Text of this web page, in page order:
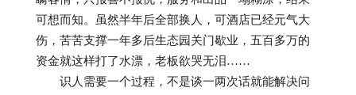
可想而知。虽然半年后全部换人，可酒店已经元气大
伤，苦苦支撑一年多后生态园关门歇业，五百多万的
资金就这样打了水漂，老板欲哭无泪……
识人需要一个过程，不是谈一两次话就能解决问